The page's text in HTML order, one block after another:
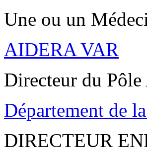
Une ou un
AIDERA VAR
Directeur du
Département de
DIRECTEUR